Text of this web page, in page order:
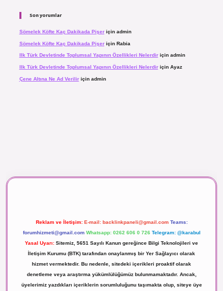
Son yorumlar
Sömelek Köfte Kaç Dakikada Pişeriçin admin
Sömelek Köfte Kaç Dakikada Pişeriçin Rabia
Ilk Türk Devletinde Toplumsal Yapının Özellikleri Nelerdiriçin admin
Ilk Türk Devletinde Toplumsal Yapının Özellikleri Nelerdiriçin Ayaz
Çene Altına Ne Ad Veriliriçin admin
Reklam ve İletişim: E-mail: backlinkpaneli@gmail.com Teams:
forumhizmeti@gmail.com Whatsapp: 0262 606 0 726 Telegram: @karabul
Yasal Uyarı: Sitemiz, 5651 Sayılı Kanun gereğince Bilgi Teknolojileri ve
İletişim Kurumu (BTK) tarafından onaylanmış bir Yer Sağlayıcı olarak
hizmet vermektedir. Bu nedenle, sitedeki içerikleri proaktif olarak
denetleme veya araştırma yükümlülüğümüz bulunmamaktadır. Ancak,
üyelerimiz yazdıkları içeriklerin sorumluluğunu taşımakta olup, siteye üye